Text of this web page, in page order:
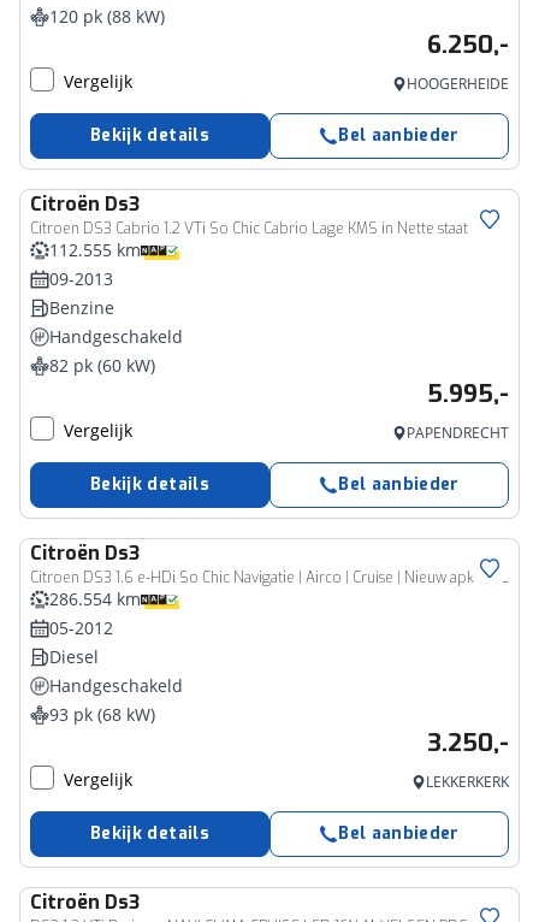
120 pk (88 kW)
6.250,-
Vergelijk HOOGERHEIDE
Bekijk details Bel aanbieder
Citroën Ds3
Citroen DS3 Cabrio 1.2 VTi So Chic Cabrio Lage KMS in Nette staat
112.555 km
09-2013
Benzine
Handgeschakeld
82 pk (60 kW)
5.995,-
Vergelijk PAPENDRECHT
Bekijk details Bel aanbieder
Citroën Ds3
Citroen DS3 1.6 e-HDi So Chic Navigatie | Airco | Cruise | Nieuw apk |PDC
286.554 km
05-2012
Diesel
Handgeschakeld
93 pk (68 kW)
3.250,-
Vergelijk LEKKERKERK
Bekijk details Bel aanbieder
Citroën Ds3